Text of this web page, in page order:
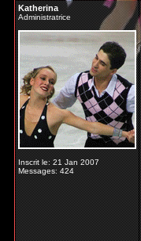
Katherina
Administratrice
Inscrit le: 21 Jan 2007
Messages: 424